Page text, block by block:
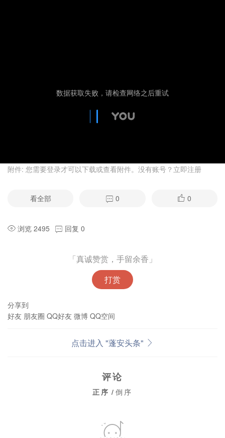
附件: 您需要登录才可以下载或查看附件。没有账号？ 立即注册
看全部 0 0
浏览 2495 回复 0
「真诚赞赏，手留余香」
打赏
分享到
好友 朋友圈 QQ好友 微博 QQ空间
点击进入 "蓬安头条"
评论
正序 / 倒序